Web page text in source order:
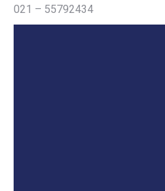
021 – 55792434